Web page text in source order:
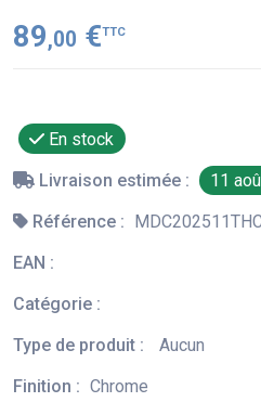
89,00 €TTC
En stock
Livraison estimée :
11
Référence :
EAN :
Catégorie :
Type de produit :
Aucun
Finition : Chrome